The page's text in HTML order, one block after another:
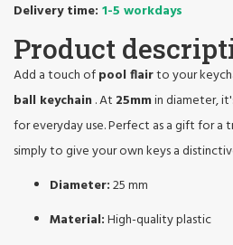
Delivery time: 1-5 workdays
Product
Add a touch ofpool flairto your
ball keychain. At 25mmin diameter,
for everyday use. Perfect as a gift for a
simply to give your own keys a
Diameter:25 mm
Material:High-quality plastic